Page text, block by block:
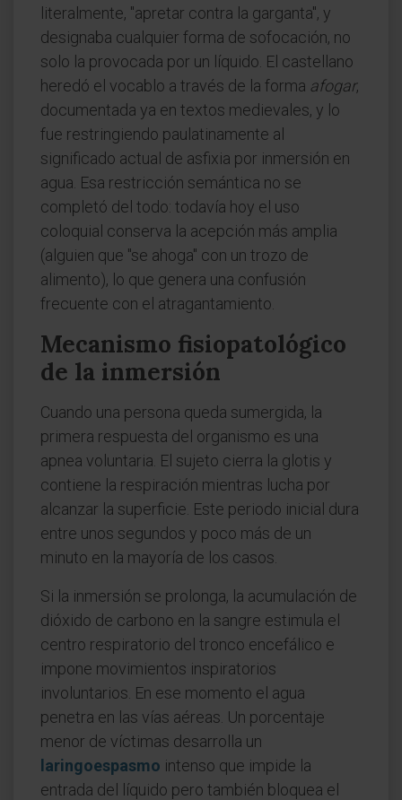
literalmente, "apretar contra la garganta", y
designaba cualquier forma de sofocación, no
solo la provocada por un líquido. El castellano
heredó el vocablo a través de la forma afogar,
documentada ya en textos medievales, y lo
fue restringiendo paulatinamente al
significado actual de asfixia por inmersión en
agua. Esa restricción semántica no se
completó del todo: todavía hoy el uso
coloquial conserva la acepción más amplia
(alguien que "se ahoga" con un trozo de
alimento), lo que genera una confusión
frecuente con el atragantamiento.
Mecanismo fisiopatológico
de la inmersión
Cuando una persona queda sumergida, la
primera respuesta del organismo es una
apnea voluntaria. El sujeto cierra la glotis y
contiene la respiración mientras lucha por
alcanzar la superficie. Este periodo inicial dura
entre unos segundos y poco más de un
minuto en la mayoría de los casos.
Si la inmersión se prolonga, la acumulación de
dióxido de carbono en la sangre estimula el
centro respiratorio del tronco encefálico e
impone movimientos inspiratorios
involuntarios. En ese momento el agua
penetra en las vías aéreas. Un porcentaje
menor de víctimas desarrolla un
laringoespasmo intenso que impide la
entrada del líquido pero también bloquea el